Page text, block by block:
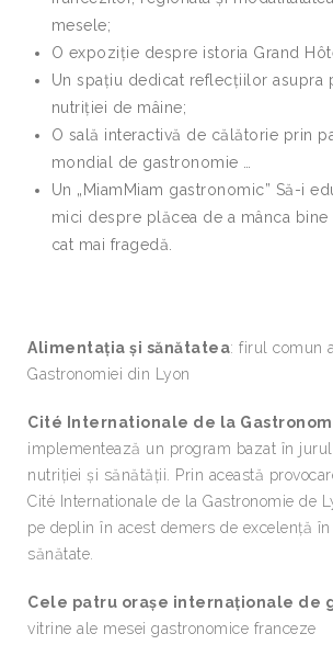
mesele;
O expoziție despre istoria Grand
Un spațiu dedicat reflecțiilor asupra
nutriției de mâine;
O sală interactivă de călătorie prin
mondial de gastronomie …
Un „MiamMiam gastronomic” Să-i
mici despre plăcea de a mânca bine
cat mai fragedă.
Alimentația și sănătatea: firul comun
Gastronomiei din Lyon
Cité Internationale de la
implementează un program bazat în
nutriției și sănătății. Prin această
Cité Internationale de la Gastronomie de
pe deplin în acest demers de excelență
sănătate.
Cele patru orașe internaționale de
vitrine ale mesei gastronomice franceze